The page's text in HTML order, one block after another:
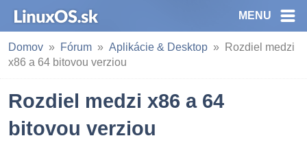
MENU
Domov Fórum Aplikácie & Desktop
Rozdiel medzi
x86 a 64 bitovou verziou
Rozdiel medzi x86 a 64
bitovou verziou